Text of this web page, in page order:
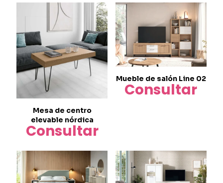
Mesa de centro
elevable nórdica
Consultar
Mueble de salón Line 02
Consultar